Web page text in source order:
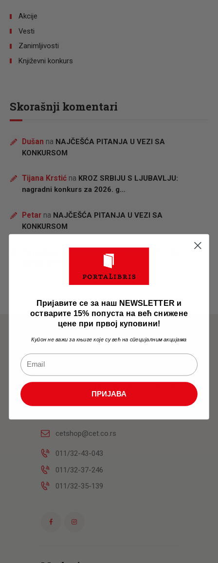
Akcije
Vesti
Zanimljivosti
Književni konkurs
Skorašnji komentari
Dušan na NAJČEŠĆA PITANJA U VEZI SA
KONKURSOM
Tijana Krstićna KROZ SRBIJU S LJUBAVLJU:
nagradni konkurs za 2026. g…
Petarna NAJČEŠĆA PITANJA U VEZI SA
KONKURSOM
NAJČEŠĆA PITANJA U VEZI SA
Knjižara
cetshop@cet.co.rs
011/32-43-043
011/32-37-246
011/32-35-139
Пријавите се за наш NEWSLETTER и
остварите 15% попуста на већ снижене
цене при првој куповини!
Купон не важи за књиге које су већ на специјалним акцијама
ПРИЈАВА